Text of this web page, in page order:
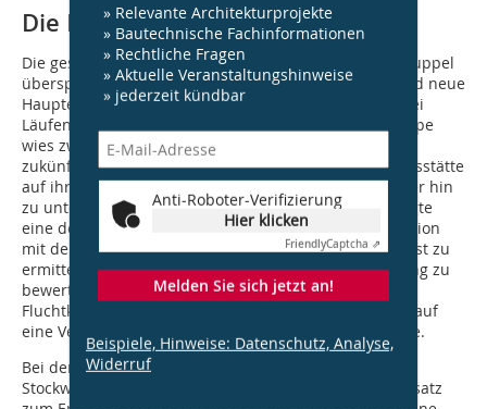
Die Prunktreppe
Die geschwungene, von einer freskierten hölzernen Kuppel
überspannte hölzerne Treppe (Abb. 18) ist der alte und neue
Haupterschließungsweg des Prälatenstocks. Die in drei
Läufen um ein rechteckiges Auge geschwungene Treppe
wies zwar keine Schäden auf, war aber aufgrund der
zukünftigen Nutzung des Gebäudes als Versammlungsstätte
auf ihre Tragfähigkeit und ihre Feuerwiderstandsdauer hin
zu untersuchen. Noch während der Vorplanung erfolgte
eine detaillierte Bestandsaufnahme der Tragkonstruktion
mit dem Ziel, die von der Treppe aufnehmbare Nutzlast zu
ermitteln, diese mit Bezug auf die tatsächliche Nutzung zu
bewerten und die Ergebnisse im Brandschutz- und
Fluchtkonzept dahingehend zu berücksichtigen, dass auf
eine Verstärkung der Treppe verzichtet werden konnte.
Bei der Untersuchung war insbesondere das obere
Stockwerk von Interesse, da die Treppe hier im Gegensatz
» Relevante Architekturprojekte
» Bautechnische Fachinformationen
» Rechtliche Fragen
» Aktuelle Veranstaltungshinweise
» jederzeit kündbar
Anti-Roboter-Verifizierung
Hier klicken
FriendlyCaptcha ⇗
Melden Sie sich jetzt an!
Beispiele, Hinweise: Datenschutz, Analyse,
Widerruf